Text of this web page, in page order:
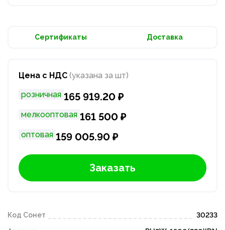
Сертификаты Доставка
Цена с НДС (указана за шт)
розничная 165 919.20 ₽
мелкооптовая 161 500 ₽
оптовая 159 005.90 ₽
Заказать
Код Сонет 30233